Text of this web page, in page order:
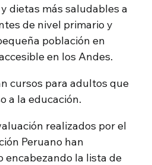
dietas más saludables a
de nivel primario y
población en
en los Andes.
cursos para adultos que
a la educación.
realizados por el
Peruano han
encabezando la lista de